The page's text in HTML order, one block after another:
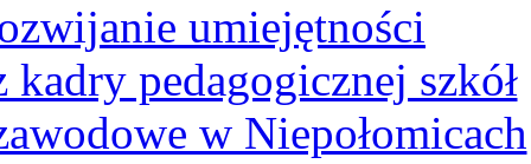
umiejętności
pedagogicznej szkół
w Niepołomicach